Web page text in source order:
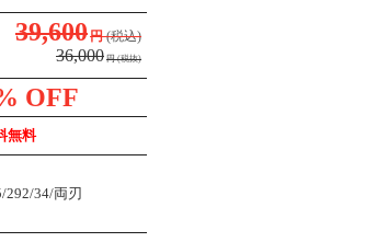
39,600円(税込)
36,000 円(税抜)
OFF
無料
292/34/両刃